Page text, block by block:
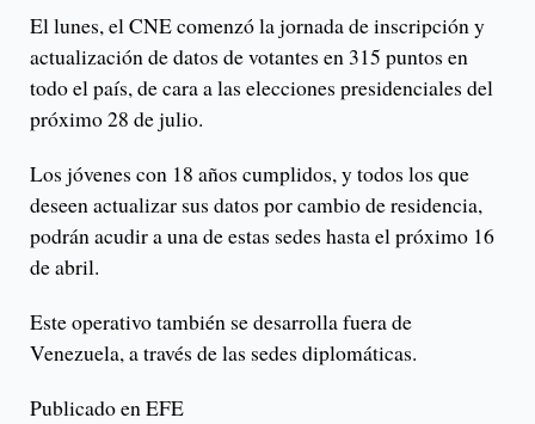
El lunes, el CNE comenzó la jornada de inscripción y
actualización de datos de votantes en 315 puntos en
todo el país, de cara a las elecciones presidenciales del
próximo 28 de julio.
Los jóvenes con 18 años cumplidos, y todos los que
deseen actualizar sus datos por cambio de residencia,
podrán acudir a una de estas sedes hasta el próximo 16
de abril.
Este operativo también se desarrolla fuera de
Venezuela, a través de las sedes diplomáticas.
Publicado en EFE